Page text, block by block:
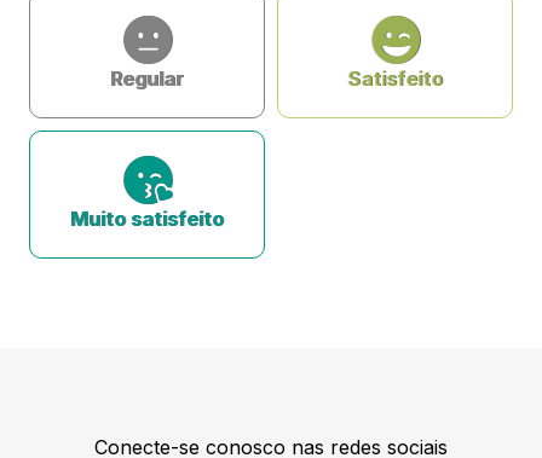
Regular Satisfeito
Muito satisfeito
Conecte-se conosco nas redes sociais